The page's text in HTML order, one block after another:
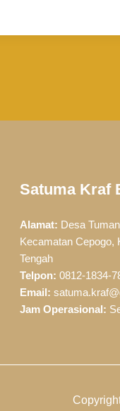
Satuma Kraf
Alamat: Desa
Kecamatan Cepogo,
Tengah
Telpon: 0812-1834-
Email:
Jam Operasional: